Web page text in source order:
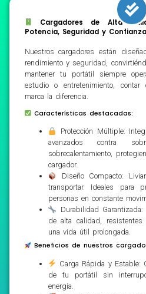
Cargadores de Alta
Potencia, Seguridad y
Nuestros cargadores están
rendimiento y seguridad,
mantener tu portátil siempre
estudio o entretenimiento,
marca la diferencia.
Características destacadas:
Protección Múltiple:
avanzados contra
sobrecalentamiento,
cargador.
Diseño Compacto:
transportar. Ideales para
personas en constante
Durabilidad
de alta calidad,
una vida útil prolongada.
Beneficios de nuestros
Carga Rápida y Estable:
de tu portátil sin
energía.